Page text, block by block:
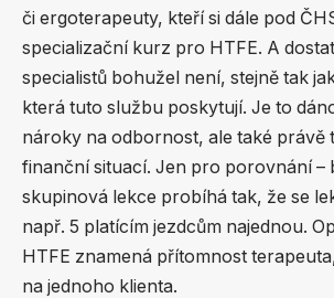
či ergoterapeuty, kteří si dále pod
specializační kurz pro HTFE. A
specialistů bohužel není, stejně tak
která tuto službu poskytují. Je to
nároky na odbornost, ale také právě
finanční situací. Jen pro porovnání –
skupinová lekce probíhá tak, že se
např. 5 platícím jezdcům najednou.
HTFE znamená přítomnost
na jednoho klienta.